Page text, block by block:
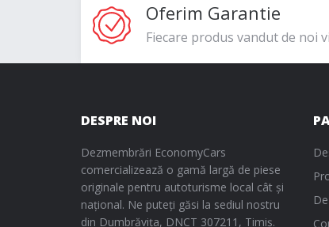
Oferim Garantie
Fiecare produs vandut de noi
DESPRE NOI
Dezmembrări EconomyCars
comercializează o gamă largă de piese
originale pentru autoturisme local cât și
național. Ne puteți găsi la sediul nostru
din Dumbrăvița, DNCT 307211, Timiș.